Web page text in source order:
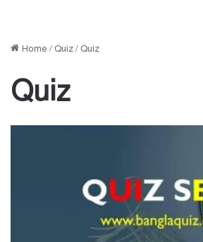
Home / Quiz/ Quiz
Quiz